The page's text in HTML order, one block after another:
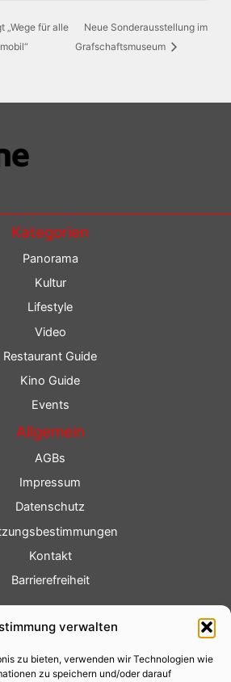
verwalten
zu bieten, verwenden wir Technologien wie
zu speichern und/oder darauf
„Wege für alle
Neue Sonderausstellung im
Grafschaftsmuseum
Kategorien
Panorama
Kultur
Lifestyle
Video
Restaurant Guide
Kino Guide
Events
Allgemein
AGBs
Impressum
Datenschutz
Kontakt
Barrierefreiheit
Fotoservice
Videoservice